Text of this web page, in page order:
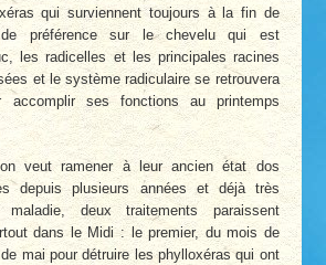
qui surviennent toujours à la fin de
préférence sur le chevelu qui est
les radicelles et les principales racines
et le système radiculaire se retrouvera
ses fonctions au printemps
veut ramener à leur ancien état dos
depuis plusieurs années et déjà très
deux traitements paraissent
dans le Midi : le premier, du mois de
mai pour détruire les phylloxéras qui ont